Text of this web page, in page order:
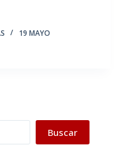
19 MAYO
Buscar